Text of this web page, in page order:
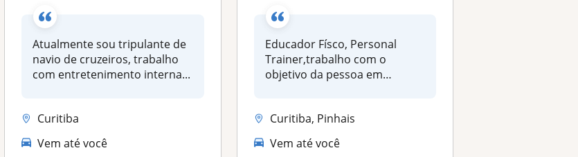
Atualmente sou tripulante de
navio de cruzeiros, trabalho
com entretenimento interna...
Curitiba
Vem até você
Educador Físco, Personal
Trainer,trabalho com o
objetivo da pessoa em
Curitiba, Pinhais
Vem até você